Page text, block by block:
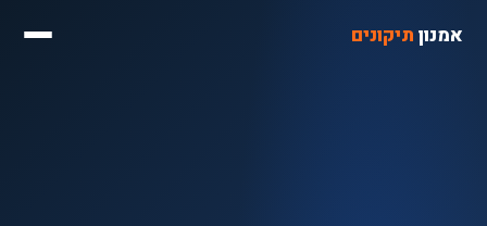
אמנון תיקונים